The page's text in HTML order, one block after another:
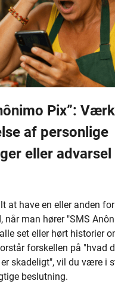
Pix”:
af personlige
eller advarsel
at have en eller anden
når man hører "SMS
set eller hørt historier
forskellen på "hvad
skadeligt", vil du være i
beslutning.